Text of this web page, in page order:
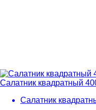
Салатник квадратный
Салатник